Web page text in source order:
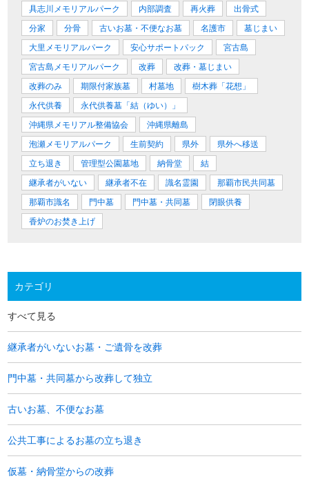
具志川メモリアルパーク
内部調査 再火葬
出骨式
分家
分骨 古いお墓・不便なお墓 名護市
墓じまい
大里メモリアルパーク
安心サポートパック
宮古島
宮古島メモリアルパーク
改葬
改葬・墓じまい
改葬のみ
期限付家族墓 村墓地
樹木葬「花想」
永代供養
永代供養墓「結（ゆい）」
沖縄県メモリアル整備協会
沖縄県離島
泡瀬メモリアルパーク
生前契約 県外
県外へ移送
立ち退き
管理型公園墓地 納骨堂
結
継承者がいない
継承者不在 識名霊園
那覇市民共同墓
那覇市識名
門中墓 門中墓・共同墓
閉眼供養
香炉のお焚き上げ
カテゴリ
すべて見る
継承者がいないお墓・ご遺骨を改葬
門中墓・共同墓から改葬して独立
古いお墓、不便なお墓
公共工事によるお墓の立ち退き
仮墓・納骨堂からの改葬